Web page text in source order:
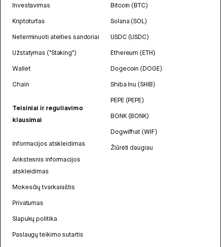
Investavimas
Kriptoturtas
Neterminuoti ateities sandoriai
Užstatymas ("Staking")
Wallet
Chain
Teisiniai ir reguliavimo
klausimai
Informacijos atskleidimas
Ankstesnis informacijos
atskleidimas
Mokesčių tvarkaraštis
Privatumas
Slapukų politika
Paslaugų teikimo sutartis
Bitcoin (BTC)
Solana (SOL)
USDC (USDC)
Ethereum (ETH)
Dogecoin (DOGE)
Shiba Inu (SHIB)
PEPE (PEPE)
BONK (BONK)
Dogwifhat (WIF)
Žiūrėti daugiau